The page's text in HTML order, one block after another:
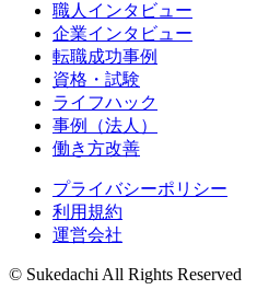
職人インタビュー
企業インタビュー
転職成功事例
資格・試験
ライフハック
事例（法人）
働き方改善
プライバシーポリシー
利用規約
運営会社
© Sukedachi All Rights Reserved